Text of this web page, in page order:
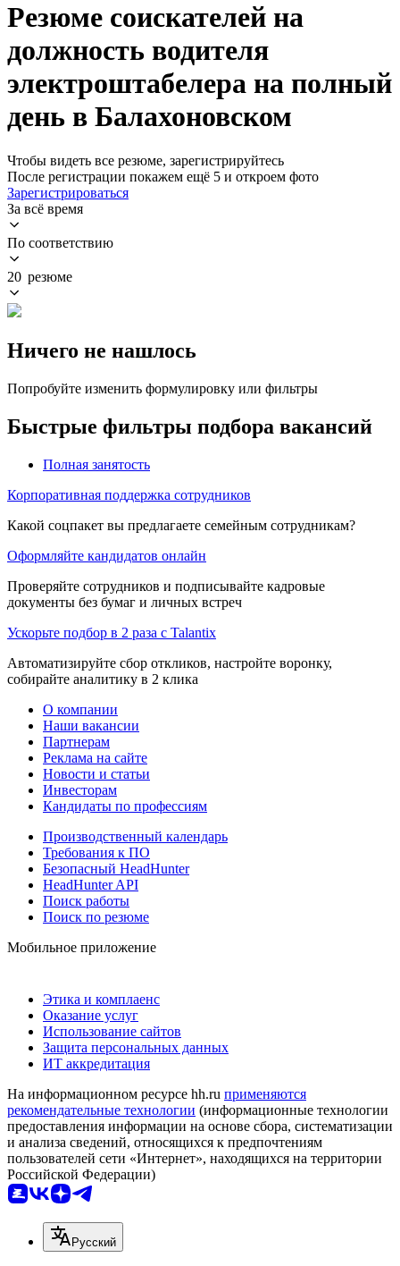
Резюме соискателей на
должность водителя
электроштабелера на полный
день в Балахоновском
Чтобы видеть все резюме, зарегистрируйтесь
После регистрации покажем ещё 5 и откроем фото
Зарегистрироваться
За всё время
По соответствию
20 резюме
Ничего не нашлось
Попробуйте изменить формулировку или фильтры
Быстрые фильтры подбора вакансий
Полная занятость
Корпоративная поддержка сотрудников
Какой соцпакет вы предлагаете семейным сотрудникам?
Оформляйте кандидатов онлайн
Проверяйте сотрудников и подписывайте кадровые
документы без бумаг и личных встреч
Ускорьте подбор в 2 раза с Talantix
Автоматизируйте сбор откликов, настройте воронку,
собирайте аналитику в 2 клика
О компании
Наши вакансии
Партнерам
Реклама на сайте
Новости и статьи
Инвесторам
Кандидаты по профессиям
Производственный календарь
Требования к ПО
Безопасный HeadHunter
HeadHunter API
Поиск работы
Поиск по резюме
Мобильное приложение
Этика и комплаенс
Оказание услуг
Использование сайтов
Защита персональных данных
ИТ аккредитация
На информационном ресурсе hh.ru применяются
рекомендательные технологии (информационные технологии
предоставления информации на основе сбора, систематизации
и анализа сведений, относящихся к предпочтениям
пользователей сети «Интернет», находящихся на территории
Российской Федерации)
Русский